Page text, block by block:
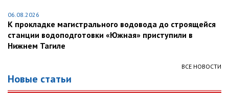
06.08.2026
К прокладке магистрального водовода до строящейся
станции водоподготовки «Южная» приступили в
Нижнем Тагиле
ВСЕ НОВОСТИ
Новые статьи